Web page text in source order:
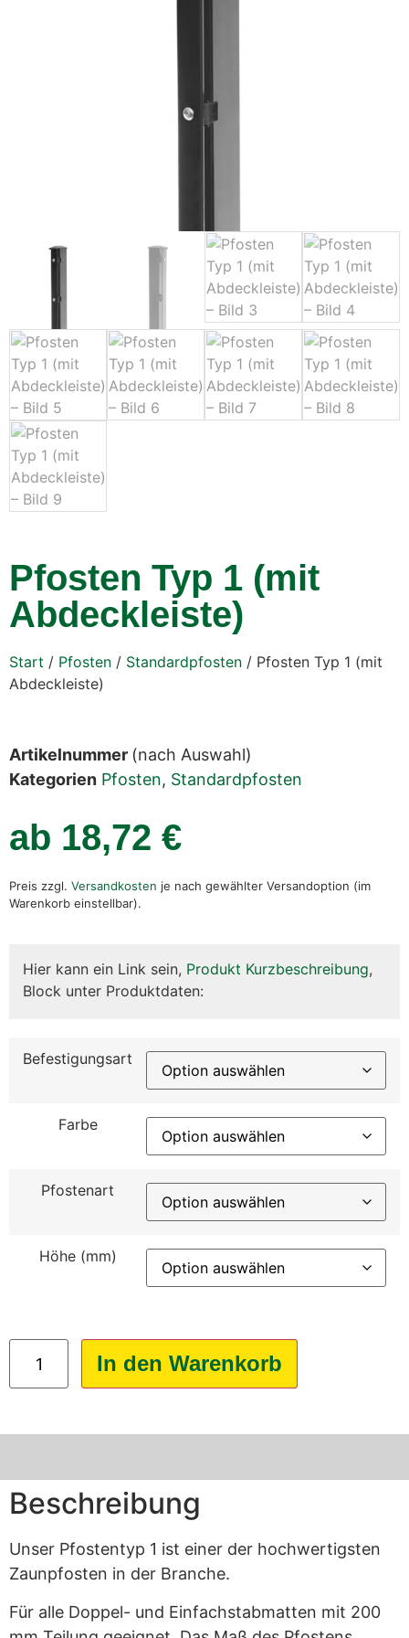
Pfosten Typ 1 (mit
Abdeckleiste)
Start / Pfosten / Standardpfosten / Pfosten Typ 1 (mit
Abdeckleiste)
Artikelnummer (nach Auswahl)
Kategorien Pfosten, Standardpfosten
ab 18,72 €
Preis zzgl. Versandkosten je nach gewählter Versandoption (im
Warenkorb einstellbar).
Hier kann ein Link sein, Produkt Kurzbeschreibung,
Block unter Produktdaten:
Befestigungsart
Farbe
Pfostenart
Höhe (mm)
In den Warenkorb
Beschreibung
Unser Pfostentyp 1 ist einer der hochwertigsten
Zaunpfosten in der Branche.
Für alle Doppel- und Einfachstabmatten mit 200